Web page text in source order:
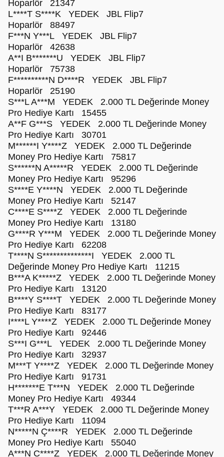
Hoparlör 21347
L****T S****K YEDEK JBL Flip7
Hoparlör 88497
F***N Y***L YEDEK JBL Flip7
Hoparlör 42638
A**I B*******U YEDEK JBL Flip7
Hoparlör 75738
F**********N D****R YEDEK JBL Flip7
Hoparlör 25190
S***L A***M YEDEK 2.000 TL Değerinde Money
Pro Hediye Kartı 15455
A**F G***S YEDEK 2.000 TL Değerinde Money
Pro Hediye Kartı 30701
M******I Y****Z YEDEK 2.000 TL Değerinde
Money Pro Hediye Kartı 75817
S******N A*****R YEDEK 2.000 TL Değerinde
Money Pro Hediye Kartı 95296
S****E Y****N YEDEK 2.000 TL Değerinde
Money Pro Hediye Kartı 52147
C****E S****Z YEDEK 2.000 TL Değerinde
Money Pro Hediye Kartı 13180
G****R Y***M YEDEK 2.000 TL Değerinde Money
Pro Hediye Kartı 62208
T****N S**************I YEDEK 2.000 TL
Değerinde Money Pro Hediye Kartı 11215
B***A K*****Z YEDEK 2.000 TL Değerinde Money
Pro Hediye Kartı 13120
B****Y S****T YEDEK 2.000 TL Değerinde Money
Pro Hediye Kartı 83177
I****L Y****Z YEDEK 2.000 TL Değerinde Money
Pro Hediye Kartı 92446
S***I G***L YEDEK 2.000 TL Değerinde Money
Pro Hediye Kartı 32937
M***T Y****Z YEDEK 2.000 TL Değerinde Money
Pro Hediye Kartı 91731
H*******E T***N YEDEK 2.000 TL Değerinde
Money Pro Hediye Kartı 49344
T***R A***Y YEDEK 2.000 TL Değerinde Money
Pro Hediye Kartı 11094
N*****N Ç****R YEDEK 2.000 TL Değerinde
Money Pro Hediye Kartı 55040
A***N C****Z YEDEK 2.000 TL Değerinde Money